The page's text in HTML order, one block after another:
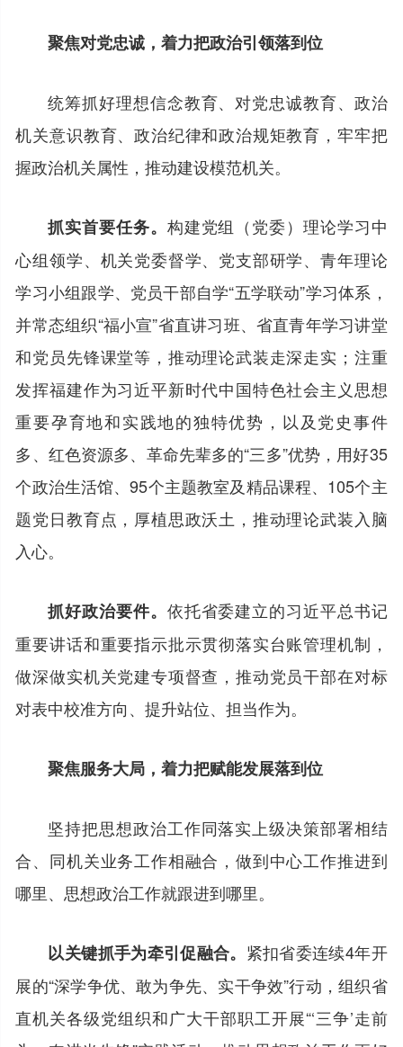
聚焦对党忠诚，着力把政治引领落到位
统筹抓好理想信念教育、对党忠诚教育、政治
机关意识教育、政治纪律和政治规矩教育，牢牢把
握政治机关属性，推动建设模范机关。
抓实首要任务。 构建党组（党委）理论学习中
心组领学、机关党委督学、党支部研学、青年理论
学习小组跟学、党员干部自学“五学联动”学习体系，
并常态组织“福小宣”省直讲习班、省直青年学习讲堂
和党员先锋课堂等，推动理论武装走深走实；注重
发挥福建作为习近平新时代中国特色社会主义思想
重要孕育地和实践地的独特优势，以及党史事件
多、红色资源多、革命先辈多的“三多”优势，用好35
个政治生活馆、95个主题教室及精品课程、105个主
题党日教育点，厚植思政沃土，推动理论武装入脑
入心。
抓好政治要件。 依托省委建立的习近平总书记
重要讲话和重要指示批示贯彻落实台账管理机制，
做深做实机关党建专项督查，推动党员干部在对标
对表中校准方向、提升站位、担当作为。
聚焦服务大局，着力把赋能发展落到位
坚持把思想政治工作同落实上级决策部署相结
合、同机关业务工作相融合，做到中心工作推进到
哪里、思想政治工作就跟进到哪里。
以关键抓手为牵引促融合。 紧扣省委连续4年开
展的“深学争优、敢为争先、实干争效”行动，组织省
直机关各级党组织和广大干部职工开展“‘三争’走前